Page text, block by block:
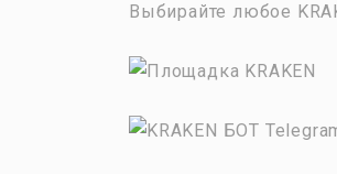
Выбирайте любое